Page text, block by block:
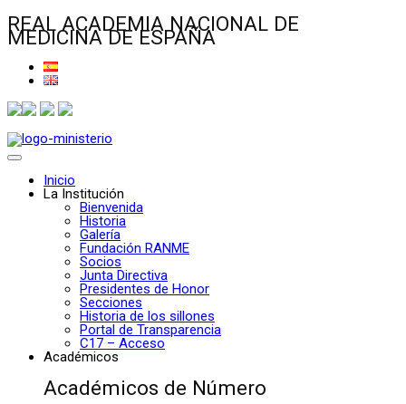
REAL ACADEMIA NACIONAL DE
MEDICINA DE ESPAÑA
Inicio
La Institución
Bienvenida
Historia
Galería
Fundación RANME
Socios
Junta Directiva
Presidentes de Honor
Secciones
Historia de los sillones
Portal de Transparencia
C17 – Acceso
Académicos
Académicos de Número